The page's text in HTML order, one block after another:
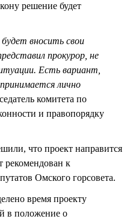
решение будет
вносить свои
прокурор, не
Есть вариант,
лично
комитета по
и правопорядку
что проект направится
рекомендован к
Омского горсовета.
время проекту
в положение о